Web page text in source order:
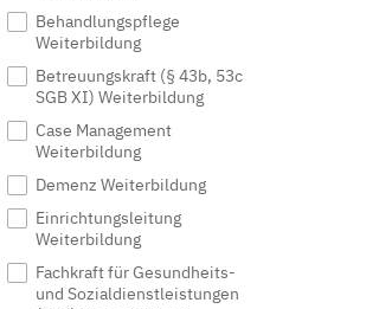
Behandlungspflege
Weiterbildung
Betreuungskraft (§ 43b, 53c
SGB XI) Weiterbildung
Case Management
Weiterbildung
Demenz Weiterbildung
Einrichtungsleitung
Weiterbildung
Fachkraft für Gesundheits-
und Sozialdienstleistungen